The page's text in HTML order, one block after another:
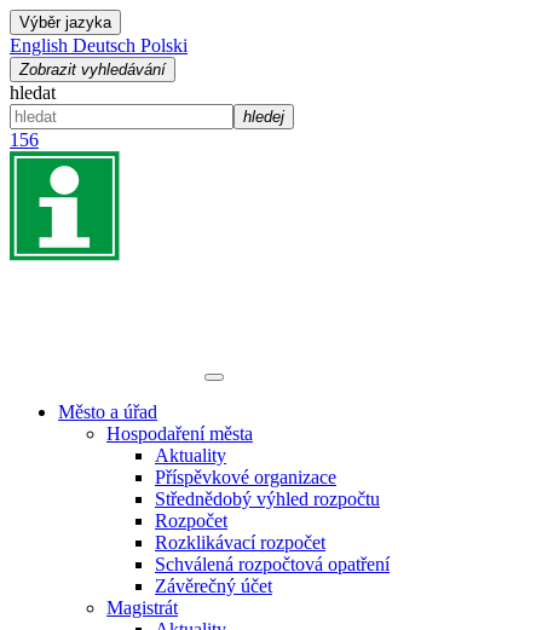
Výběr jazyka
English Deutsch Polski
Zobrazit vyhledávání
hledat
hledej
156
Město a úřad
Hospodaření města
Aktuality
Příspěvkové organizace
Střednědobý výhled rozpočtu
Rozpočet
Rozklikávací rozpočet
Schválená rozpočtová opatření
Závěrečný účet
Magistrát